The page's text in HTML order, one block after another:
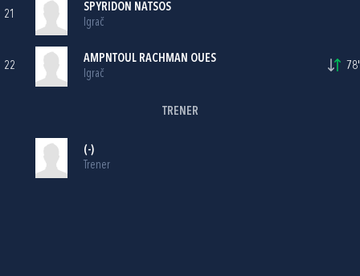
21
SPYRIDON NATSOS
Igrač
22
AMPNTOUL RACHMAN OUES
Igrač
78'
TRENER
(-)
Trener